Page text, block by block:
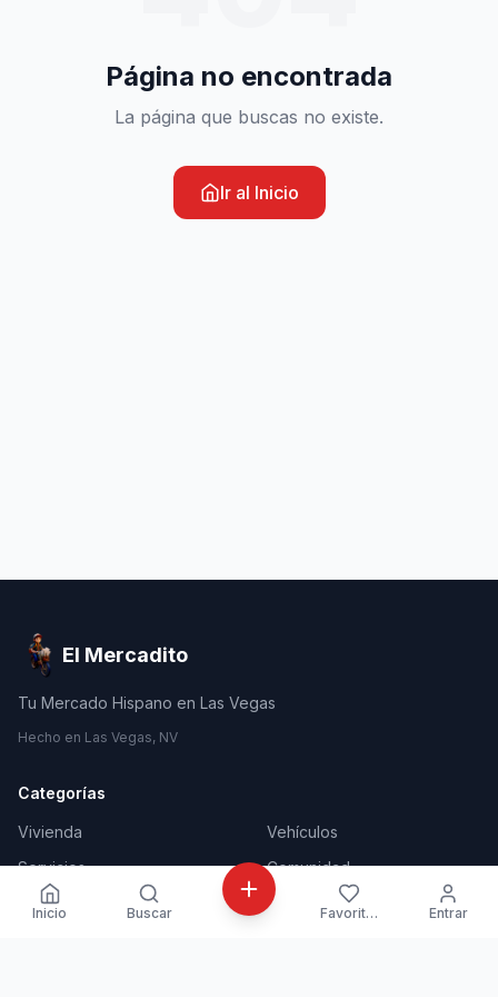
Página no encontrada
La página que buscas no existe.
Ir al Inicio
El Mercadito
Tu Mercado Hispano en Las Vegas
Hecho en Las Vegas, NV
Categorías
Vivienda
Servicios
Trabajos
Vehículos
Comunidad
Eventos
Inicio Buscar Favoritos Entrar